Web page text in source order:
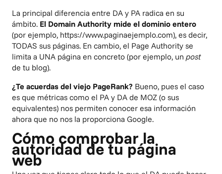
La principal diferencia entre DA y PA radica en su
ámbito. El Domain Authority mide el dominio entero
(por ejemplo, https://www.paginaejemplo.com), es decir,
TODAS sus páginas. En cambio, el Page Authority se
limita a UNA página en concreto (por ejemplo, un post
de tu blog).
¿Te acuerdas del viejo PageRank? Bueno, pues el caso
es que métricas como el PA y DA de MOZ (o sus
equivalentes) nos permiten conocer esa información
ahora que no nos la proporciona Google.
Cómo comprobar la
autoridad de tu página
web